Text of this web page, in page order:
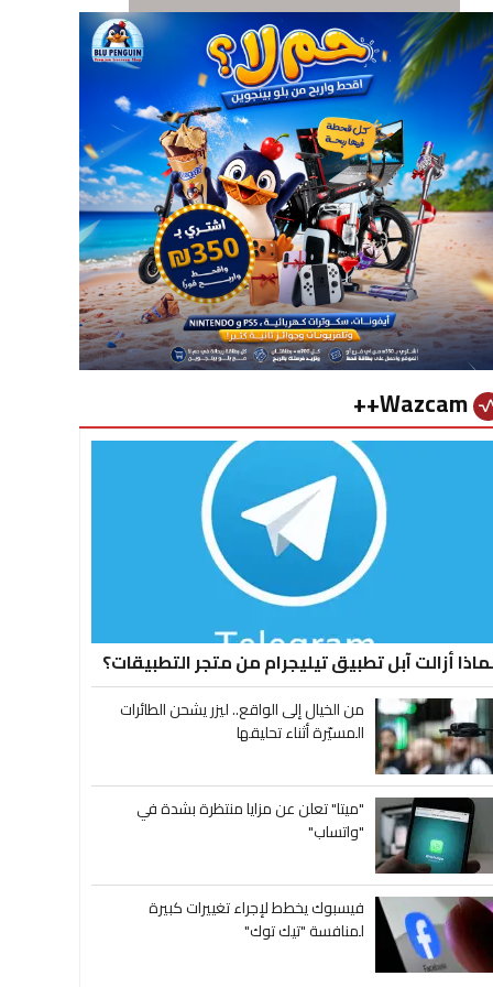
أزالت آبل تطبيق تيليجرام من متجر التطبيقات؟
من الخيال إلى الواقع.. ليزر يشحن الطائرات
المسيّرة أثناء تحليقها
"ميتا" تعلن عن مزايا منتظرة بشدة في
"واتساب"
فيسبوك يخطط لإجراء تغييرات كبيرة
لمنافسة "تيك توك"